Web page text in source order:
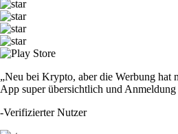
„Neu bei Krypto, aber die Werbung hat
App super übersichtlich und Anmeldung
-Verifizierter Nutzer